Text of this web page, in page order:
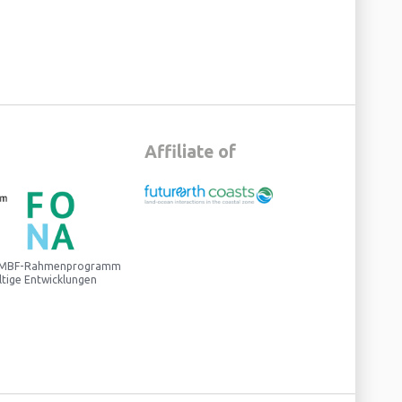
Rahmenprogramm
Entwicklungen
Affiliate of